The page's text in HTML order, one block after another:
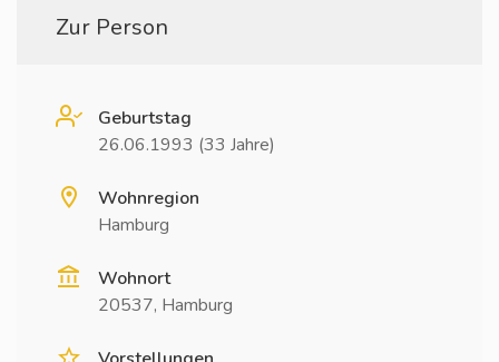
Zur Person
Geburtstag
26.06.1993 (33 Jahre)
Wohnregion
Hamburg
Wohnort
20537, Hamburg